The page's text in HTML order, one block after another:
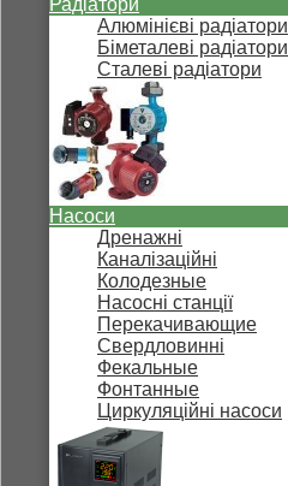
Радіатори
Алюмінієві радіатори
Біметалеві радіатори
Сталеві радіатори
Насоси
Дренажні
Каналізаційні
Колодезные
Насосні станції
Перекачивающие
Свердловинні
Фекальные
Фонтанные
Циркуляційні насоси